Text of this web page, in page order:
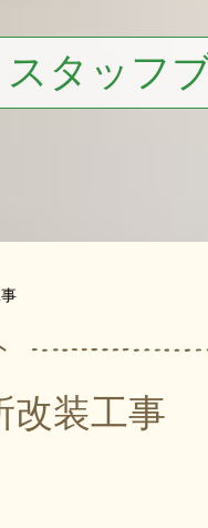
スタッフ
改装工事